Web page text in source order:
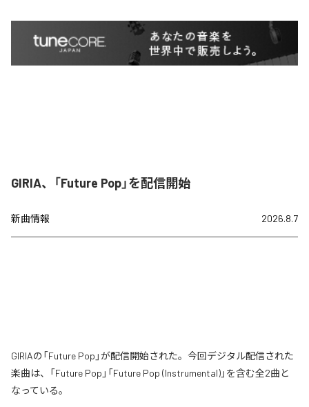
GIRIA、「Future Pop」を配信開始
新曲情報 2026.8.7
GIRIAの「Future Pop」が配信開始された。今回デジタル配信された
楽曲は、「Future Pop」「Future Pop (Instrumental)」を含む全2曲と
なっている。